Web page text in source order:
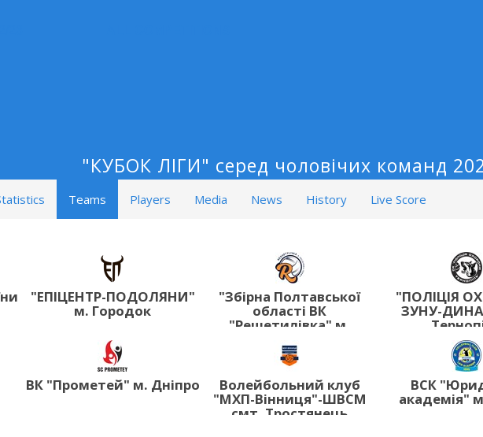
"КУБОК ЛІГИ" серед чоловічих команд
Teams Players Media News History Live Score
"ЕПІЦЕНТР-ПОДОЛЯНИ"
м. Городок
"Збірна Полтавської
області ВК
"Решетилівка" м.
"ПОЛІЦІЯ
ЗУНУ-
ВК "Прометей" м. Дніпро Волейбольний клуб
"МХП-Вінниця"-ШВСМ
смт. Тростянець
ВСК
академія"